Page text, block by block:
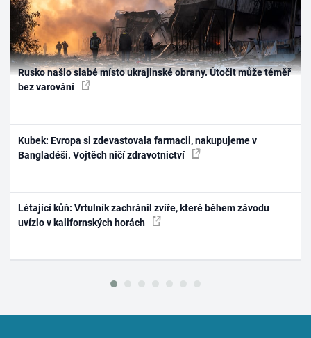
Rusko našlo slabé místo ukrajinské obrany. Útočit může téměř
bez varování
Kubek: Evropa si zdevastovala farmacii, nakupujeme v
Bangladéši. Vojtěch ničí zdravotnictví
Létající kůň: Vrtulník zachránil zvíře, které během závodu
uvízlo v kalifornských horách